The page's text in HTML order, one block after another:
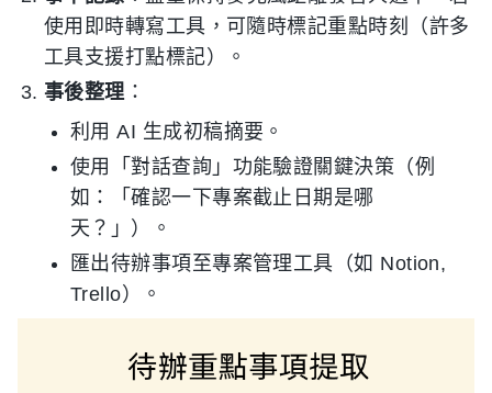
使用即時轉寫工具，可隨時標記重點時刻（許多
工具支援打點標記）。
事後整理 ：
利用 AI 生成初稿摘要。
使用「對話查詢」功能驗證關鍵決策（例
如：「確認一下專案截止日期是哪
天？」）。
匯出待辦事項至專案管理工具（如 Notion,
Trello）。